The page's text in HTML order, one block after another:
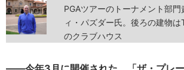
PGAツアーのトーナメント部
ィ・パズダー氏。後ろの建物は
のクラブハウス